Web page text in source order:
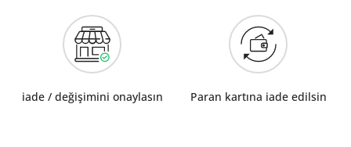
iade / değişimini onaylasın Paran kartına iade edilsin